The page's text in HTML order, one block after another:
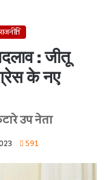
राजनीति
: जीतू
के नए
उप नेता
591